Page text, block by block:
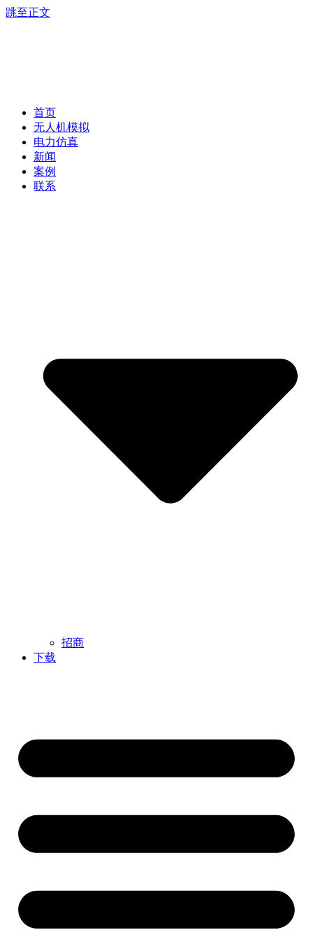
跳至正文
首页
无人机模拟
电力仿真
新闻
案例
联系
招商
下载